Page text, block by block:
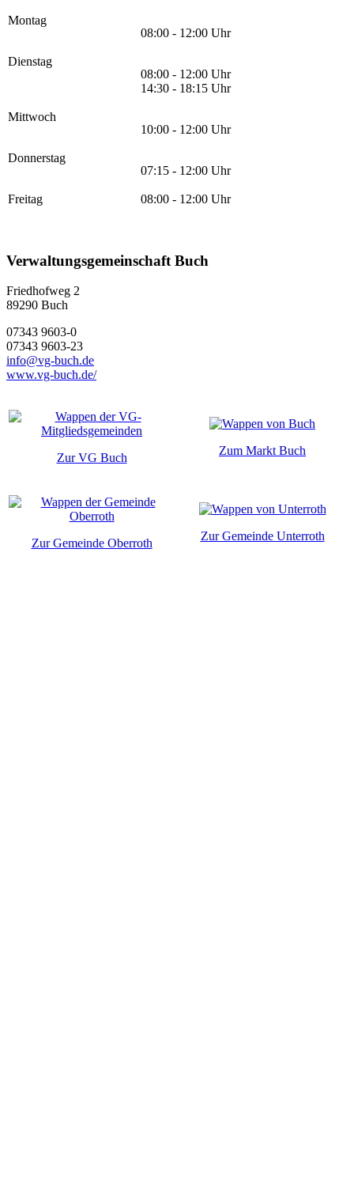
Montag
08:00 - 12:00 Uhr
Dienstag
08:00 - 12:00 Uhr
14:30 - 18:15 Uhr
Mittwoch
10:00 - 12:00 Uhr
Donnerstag
07:15 - 12:00 Uhr
Freitag 08:00 - 12:00 Uhr
Verwaltungsgemeinschaft Buch
Friedhofweg 2
89290 Buch
07343 9603-0
07343 9603-23
info@vg-buch.de
www.vg-buch.de/
Zur VG Buch
Zum Markt Buch
Zur Gemeinde Oberroth
Zur Gemeinde Unterroth